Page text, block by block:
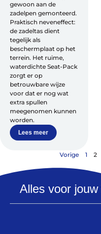
gewoon aan de
zadelpen gemonteerd.
Praktisch neveneffect:
de zadeltas dient
tegelijk als
beschermplaat op het
terrein. Het ruime,
waterdichte Seat-Pack
zorgt er op
betrouwbare wijze
voor dat er nog wat
extra spullen
meegenomen kunnen
worden.
Lees meer
Vorige 1 2
Alles voor jouw